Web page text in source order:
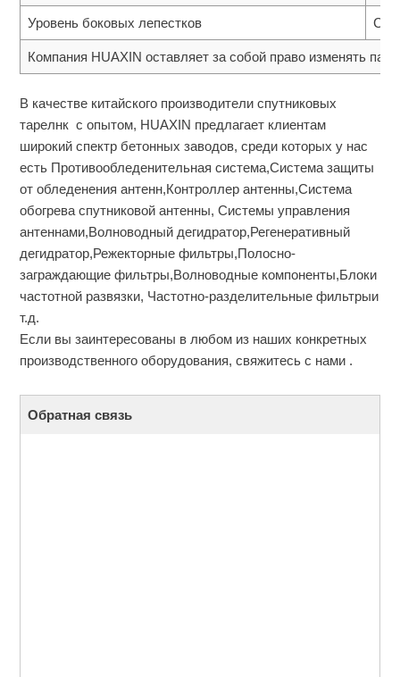
Уровень боковых лепестков
Компания HUAXIN оставляет за собой право изменять
В качестве китайского производители спутниковых
тарелнк с опытом, HUAXIN предлагает клиентам
широкий спектр бетонных заводов, среди которых у нас
есть Противообледенительная система,Система защиты
от обледенения антенн,Контроллер антенны,Система
обогрева спутниковой антенны, Системы управления
антеннами,Волноводный дегидратор,Регенеративный
дегидратор,Режекторные фильтры,Полосно-
заграждающие фильтры,Волноводные компоненты,Блоки
частотной развязки, Частотно-разделительные фильтрыи
т.д.
Если вы заинтересованы в любом из наших конкретных
производственного оборудования, свяжитесь с нами .
Обратная связь